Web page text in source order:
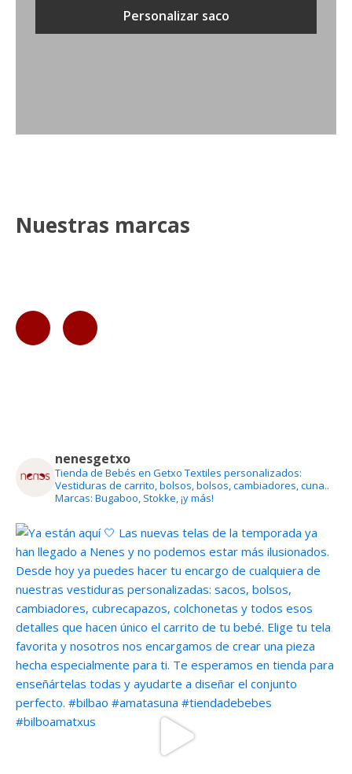
Personalizar saco
Nuestras marcas
nenesgetxo
Tienda de Bebés en Getxo Textiles personalizados:
Vestiduras de carrito, bolsos, bolsos, cambiadores, cuna..
Marcas: Bugaboo, Stokke, ¡y más!